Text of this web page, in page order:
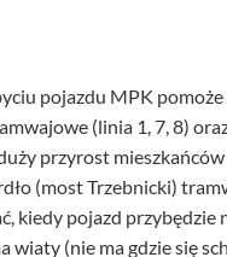
pojazdu MPK
(linia 1, 7, 8)
przyrost
(most Trzebnicki)
kiedy pojazd przybędzie
wiaty (nie ma gdzie się